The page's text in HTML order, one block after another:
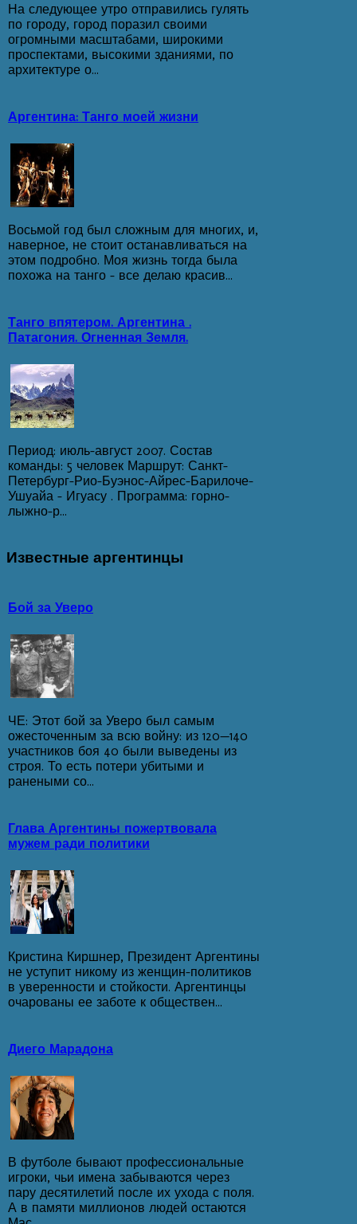
На следующее утро отправились гулять
по городу, город поразил своими
огромными масштабами, широкими
проспектами, высокими зданиями, по
архитектуре о...
Аргентина: Танго моей жизни
Восьмой год был сложным для многих, и,
наверное, не стоит останавливаться на
этом подробно. Моя жизнь тогда была
похожа на танго – все делаю красив...
Танго впятером. Аргентина .
Патагония. Огненная Земля.
Период: июль-август 2007. Состав
команды: 5 человек Маршрут: Санкт-
Петербург-Рио-Буэнос-Айрес-Барилоче-
Ушуайа - Игуасу . Программа: горно-
лыжно-р...
Известные аргентинцы
Бой за Уверо
ЧЕ: Этот бой за Уверо был самым
ожесточенным за всю войну: из 120—140
участников боя 40 были выведены из
строя. То есть потери убитыми и
ранеными со...
Глава Аргентины пожертвовала
мужем ради политики
Кристина Киршнер, Президент Аргентины
не уступит никому из женщин-политиков
в уверенности и стойкости. Аргентинцы
очарованы ее заботе к обществен...
Диего Марадона
В футболе бывают профессиональные
игроки, чьи имена забываются через
пару десятилетий после их ухода с поля.
А в памяти миллионов людей остаются